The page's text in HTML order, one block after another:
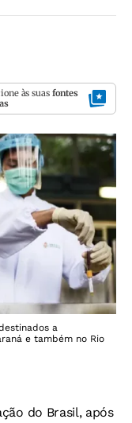
às suas fontes
a
e também no Rio
do Brasil, após